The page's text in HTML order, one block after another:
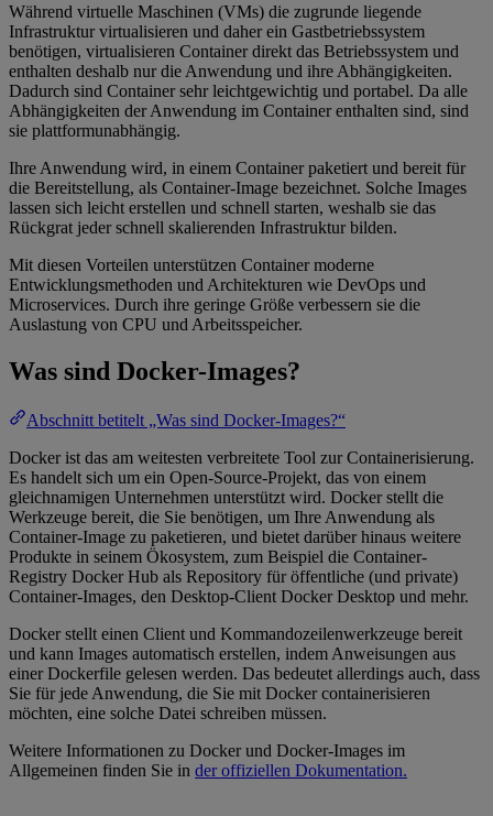
Während virtuelle Maschinen (VMs) die zugrunde liegende
Infrastruktur virtualisieren und daher ein Gastbetriebssystem
benötigen, virtualisieren Container direkt das Betriebssystem und
enthalten deshalb nur die Anwendung und ihre Abhängigkeiten.
Dadurch sind Container sehr leichtgewichtig und portabel. Da alle
Abhängigkeiten der Anwendung im Container enthalten sind, sind
sie plattformunabhängig.
Ihre Anwendung wird, in einem Container paketiert und bereit für
die Bereitstellung, als Container-Image bezeichnet. Solche Images
lassen sich leicht erstellen und schnell starten, weshalb sie das
Rückgrat jeder schnell skalierenden Infrastruktur bilden.
Mit diesen Vorteilen unterstützen Container moderne
Entwicklungsmethoden und Architekturen wie DevOps und
Microservices. Durch ihre geringe Größe verbessern sie die
Auslastung von CPU und Arbeitsspeicher.
Was sind Docker-Images?
Abschnitt betitelt „Was sind Docker-Images?“
Docker ist das am weitesten verbreitete Tool zur Containerisierung.
Es handelt sich um ein Open-Source-Projekt, das von einem
gleichnamigen Unternehmen unterstützt wird. Docker stellt die
Werkzeuge bereit, die Sie benötigen, um Ihre Anwendung als
Container-Image zu paketieren, und bietet darüber hinaus weitere
Produkte in seinem Ökosystem, zum Beispiel die Container-
Registry Docker Hub als Repository für öffentliche (und private)
Container-Images, den Desktop-Client Docker Desktop und mehr.
Docker stellt einen Client und Kommandozeilenwerkzeuge bereit
und kann Images automatisch erstellen, indem Anweisungen aus
einer Dockerfile gelesen werden. Das bedeutet allerdings auch, dass
Sie für jede Anwendung, die Sie mit Docker containerisieren
möchten, eine solche Datei schreiben müssen.
Weitere Informationen zu Docker und Docker-Images im
Allgemeinen finden Sie in der offiziellen Dokumentation.